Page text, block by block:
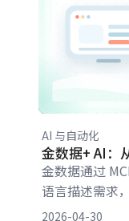
AI 与自动化
金数据+ AI：
金数据通过
语言描述需求
合与分析报告
2026-04-30